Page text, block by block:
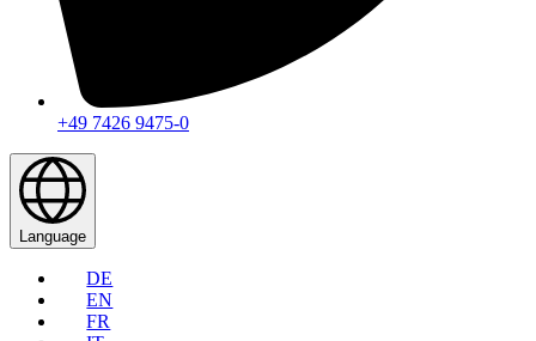
+49 7426 9475-0
Language
DE
EN
FR